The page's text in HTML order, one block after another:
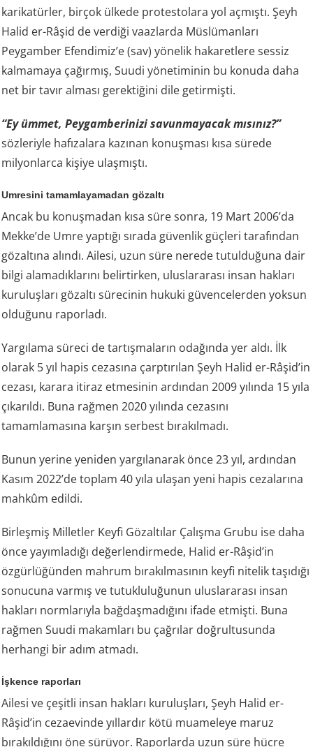
karikatürler, birçok ülkede protestolara yol açmıştı. Şeyh
Halid er-Râşid de verdiği vaazlarda Müslümanları
Peygamber Efendimiz’e (sav) yönelik hakaretlere sessiz
kalmamaya çağırmış, Suudi yönetiminin bu konuda daha
net bir tavır alması gerektiğini dile getirmişti.
“Ey ümmet, Peygamberinizi savunmayacak mısınız?”
sözleriyle hafızalara kazınan konuşması kısa sürede
milyonlarca kişiye ulaşmıştı.
Umresini tamamlayamadan gözaltı
Ancak bu konuşmadan kısa süre sonra, 19 Mart 2006’da
Mekke’de Umre yaptığı sırada güvenlik güçleri tarafından
gözaltına alındı. Ailesi, uzun süre nerede tutulduğuna dair
bilgi alamadıklarını belirtirken, uluslararası insan hakları
kuruluşları gözaltı sürecinin hukuki güvencelerden yoksun
olduğunu raporladı.
Yargılama süreci de tartışmaların odağında yer aldı. İlk
olarak 5 yıl hapis cezasına çarptırılan Şeyh Halid er-Râşid’in
cezası, karara itiraz etmesinin ardından 2009 yılında 15 yıla
çıkarıldı. Buna rağmen 2020 yılında cezasını
tamamlamasına karşın serbest bırakılmadı.
Bunun yerine yeniden yargılanarak önce 23 yıl, ardından
Kasım 2022’de toplam 40 yıla ulaşan yeni hapis cezalarına
mahkûm edildi.
Birleşmiş Milletler Keyfi Gözaltılar Çalışma Grubu ise daha
önce yayımladığı değerlendirmede, Halid er-Râşid’in
özgürlüğünden mahrum bırakılmasının keyfi nitelik taşıdığı
sonucuna varmış ve tutukluluğunun uluslararası insan
hakları normlarıyla bağdaşmadığını ifade etmişti. Buna
rağmen Suudi makamları bu çağrılar doğrultusunda
herhangi bir adım atmadı.
İşkence raporları
Ailesi ve çeşitli insan hakları kuruluşları, Şeyh Halid er-
Râşid’in cezaevinde yıllardır kötü muameleye maruz
bırakıldığını öne sürüyor. Raporlarda uzun süre hücre